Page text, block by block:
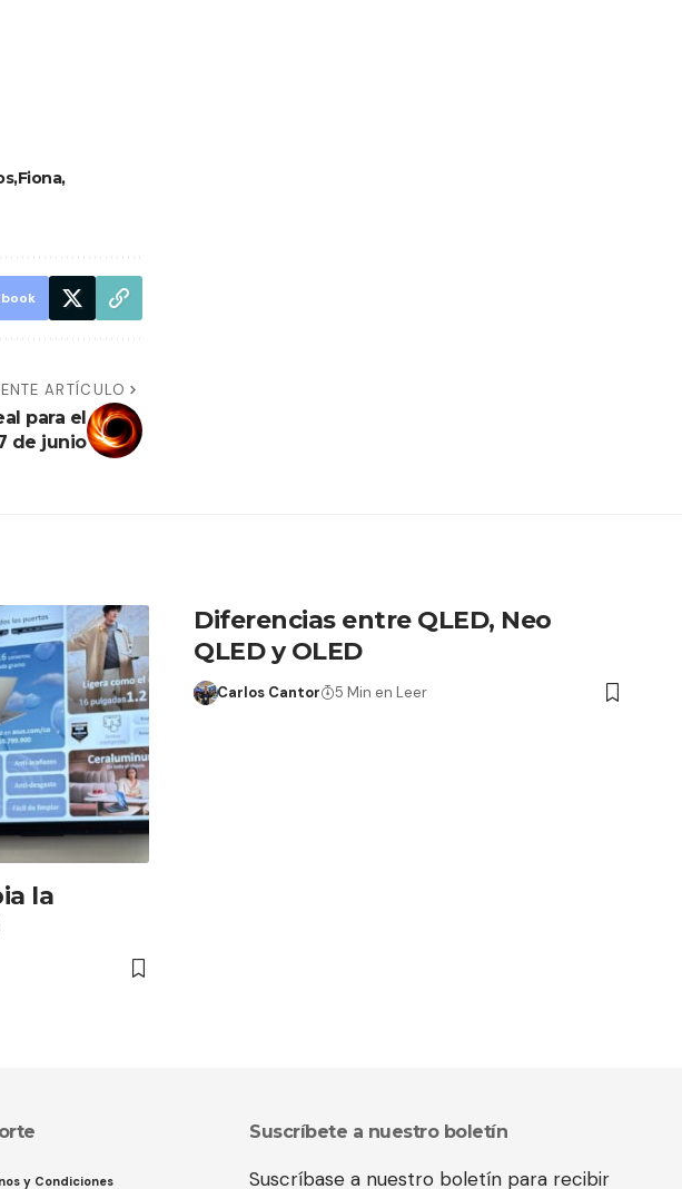
Fiona
ARTÍCULO
para el
de junio
la
Diferencias entre QLED, Neo
QLED y OLED
Carlos Cantor 5 Min en Leer
y Condiciones
Suscríbete a nuestro boletín
Suscríbase a nuestro boletín para recibir